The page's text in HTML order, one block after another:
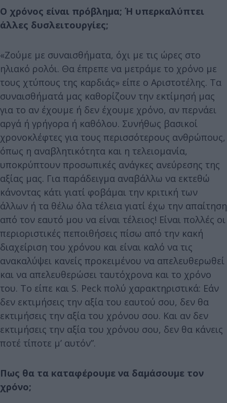
Ο χρόνος είναι πρόβλημα; Ή υπερκαλύπτει
άλλες δυσλειτουργίες;
«Ζούμε με συναισθήματα, όχι με τις ώρες στο
ηλιακό ρολόι. Θα έπρεπε να μετράμε το χρόνο με
τους χτύπους της καρδιάς» είπε ο Αριστοτέλης. Τα
συναισθήματά μας καθορίζουν την εκτίμησή μας
για το αν έχουμε ή δεν έχουμε χρόνο, αν περνάει
αργά ή γρήγορα ή καθόλου. Συνήθως βασικοί
χρονοκλέφτες για τους περισσότερους ανθρώπους,
όπως η αναβλητικότητα και η τελειομανία,
υποκρύπτουν προσωπικές ανάγκες ανεύρεσης της
αξίας μας. Για παράδειγμα αναβάλλω να εκτεθώ
κάνοντας κάτι γιατί φοβάμαι την κριτική των
άλλων ή τα θέλω όλα τέλεια γιατί έχω την απαίτηση
από τον εαυτό μου να είναι τέλειος! Είναι πολλές οι
περιοριστικές πεποιθήσεις πίσω από την κακή
διαχείριση του χρόνου και είναι καλό να τις
ανακαλύψει κανείς προκειμένου να απελευθερωθεί
και να απελευθερώσει ταυτόχρονα και το χρόνο
του. Το είπε και S. Peck πολύ χαρακτηριστικά: Εάν
δεν εκτιμήσεις την αξία του εαυτού σου, δεν θα
εκτιμήσεις την αξία του χρόνου σου. Και αν δεν
εκτιμήσεις την αξία του χρόνου σου, δεν θα κάνεις
ποτέ τίποτε μ’ αυτόν”.
Πως θα τα καταφέρουμε να δαμάσουμε τον
χρόνο;